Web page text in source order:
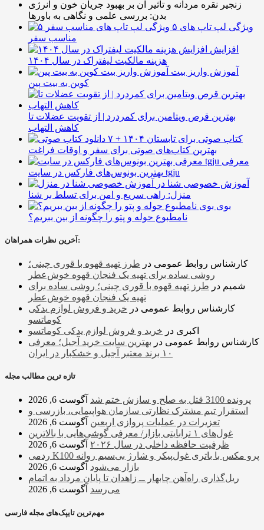
زنجیر نقره مردانه و تأثیر آن بر بهبود جریان خون و انرژی
بدن: بررسی علمی و نگاهی به باورها
۵ ویژگی لپ تاپ های
مناسب سفر
افزایش
هزینه مالکیت لیفتراک در سال ۱۴۰۴
آموزش واریز بیت
کوین به بیت پین
بهترین قرص ویتامین برای کمردرد | از تقویت عضلات تا
کاهش التهاب
۷ کتاب صوتی برای تابستان ۱۴۰۴ +
بهترین کتاب‌های صوتی برای سفر و اوقات فراغت
معرفی
بهترین بونوس‌های فارکس در سایت tgju
آموزش خصوصی شنا در
منزل: راهی سریع و امن برای تسلط بر شنا
بوی
نامطبوع حوله و پتو را چگونه از بین ببریم؟
آخرین نظرات همراهان:
کارشناس روابط عمومی در طرز تهیه قهوه با قوری چینی؛
روشی ساده برای تهیه یک فنجان قهوه خوش‌عطر
شمیم در طرز تهیه قهوه با قوری چینی؛ روشی ساده برای
تهیه یک فنجان قهوه خوش‌عطر
کارشناس روابط عمومی در خرید و فروش لوازم یدکی
کوماتسو
اکبری در خرید و فروش لوازم یدکی کوماتسو
کارشناس روابط عمومی در بهترین سایت خرید آجیل؛ معرفی
۱۰ برند معتبر آجیل و خشکبار در ایران
تازه ترین مطالب مجله
پرونده 3100 قتل به صلح و سازش ختم شد
آگوست 6, 2026
استقرار تیم مشترک نظارتی سازمان هواپیمایی، بازرسی و
تعزیرات در عملیات پروازی اربعین آگوست 6, 2026
غول‌های ۱ ترابایتی بازار/ معرفی گوشی‌هایی با بالاترین
ظرفیت حافظه داخلی در سال ۲۰۲۶
آگوست 6, 2026
ردمی K100 پرو مکس با باتری غول‌پیکر و شارژ بی‌سیم روانه
بازار می‌شود آگوست 6, 2026
ریل‌گذاری راه‌آهن چابهار ــ زاهدان تا پایان مرداد به اتمام
می‌رسد آگوست 6, 2026
مهم‌ترین تایپک‌های مجله فارسی